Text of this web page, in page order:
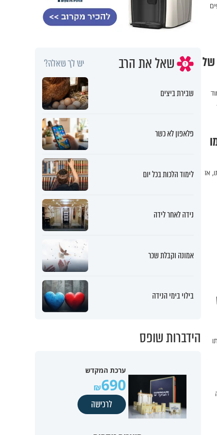
של
אז
שאל את הרב יש לך שאלה?
שבירת ביצים
פלאפון לא כשר
לימוד הלכות בכל יום
נידה לאחר לידה
אמונה וקבלת שכר
בילוי בימי הנידה
הידברות שופס
ערכת המקדש
690
לרכישה